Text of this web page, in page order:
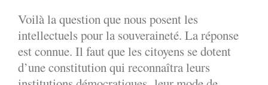
Voilà la question que nous posent les
intellectuels pour la souveraineté. La réponse
est connue. Il faut que les citoyens se dotent
d’une constitution qui reconnaîtra leurs